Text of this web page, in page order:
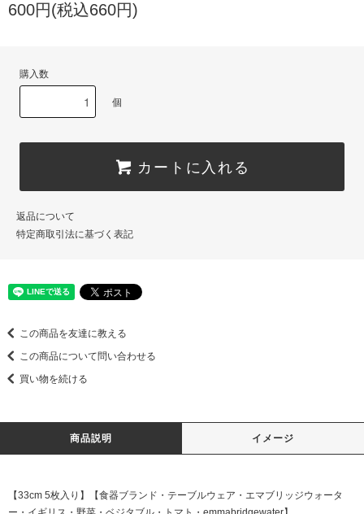
600円(税込660円)
購入数
個
カートに入れる
返品について
特定商取引法に基づく表記
この商品を友達に教える
この商品について問い合わせる
買い物を続ける
商品説明 イメージ
【33cm 5枚入り】【食器ブランド・テーブルウェア・エマブリッジウォータ